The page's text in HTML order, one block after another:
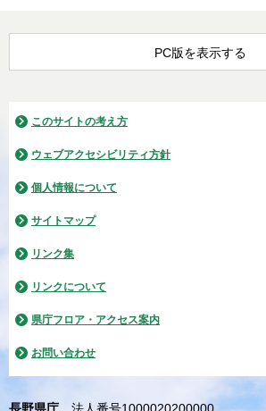
PC版を表示する
このサイトの考え方
ウェブアクセシビリティ方針
個人情報について
サイトマップ
リンク集
リンクについて
県庁フロア・アクセス案内
お問い合わせ
長野県庁 法人番号1000020200000